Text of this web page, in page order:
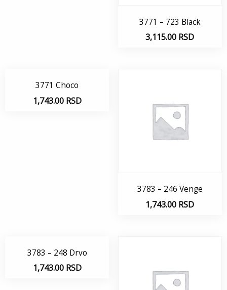
3771 – 723 Black
3,115.00 RSD
3771 Choco
1,743.00 RSD
3783 – 246 Venge
1,743.00 RSD
3783 – 248 Drvo
1,743.00 RSD